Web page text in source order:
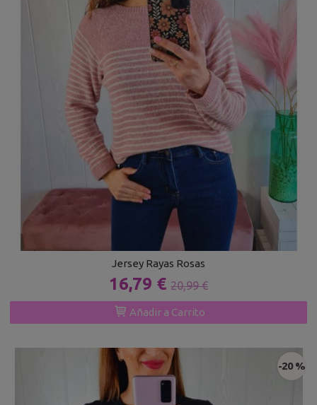
Jersey Rayas Rosas
16,79 € 20,99 €
Añadir a Carrito
-20 %